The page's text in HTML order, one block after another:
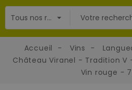
Accueil Vins
Château Viranel - Tradition V
Vin rouge -